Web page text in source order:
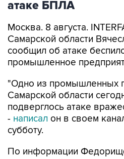
Москва. 8 августа.
сообщил об атаке
промышленное
"Одно из промышленных
подверглось атаке
-написалон в своем
субботу.
По информации
уточняется.